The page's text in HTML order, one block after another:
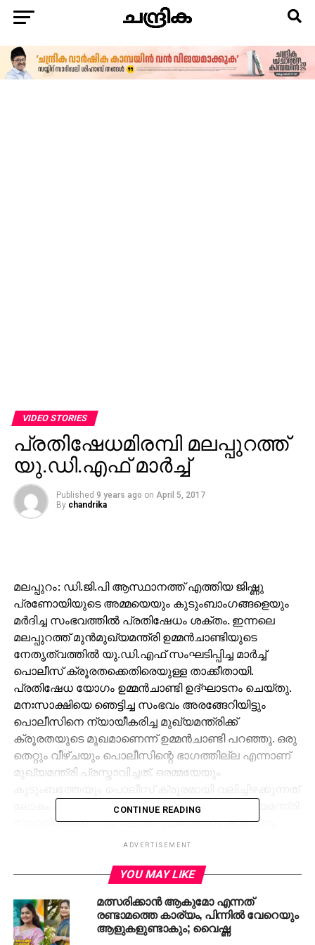
VIDEO STORIES
പ്രതിഷേധമിരമ്പി മലപ്പുറത്ത്
യു.ഡി.എഫ് മാര്‍ച്ച്
Published 9 years ago on April 5, 2017
By chandrika
മലപ്പുറം: ഡി.ജി.പി ആസ്ഥാനത്ത് എത്തിയ ജിഷ്ണു
പ്രണോയിയുടെ അമ്മയെയും കുടുംബാംഗങ്ങളെയും
മര്‍ദിച്ച സംഭവത്തില്‍ പ്രതിഷേധം ശക്തം. ഇന്നലെ
മലപ്പുറത്ത് മുന്‍മുഖ്യമന്ത്രി ഉമ്മന്‍ചാണ്ടിയുടെ
നേതൃത്വത്തില്‍ യു.ഡി.എഫ് സംഘടിപ്പിച്ച മാര്‍ച്ച്
പൊലീസ് ക്രൂരതക്കെതിരെയുള്ള താക്കീതായി.
പ്രതിഷേധ യോഗം ഉമ്മന്‍ചാണ്ടി ഉദ്ഘാടനം ചെയ്തു.
മനഃസാക്ഷിയെ ഞെട്ടിച്ച സംഭവം അരങ്ങേറിയിട്ടും
പൊലീസിനെ ന്യായീകരിച്ച മുഖ്യമന്ത്രിക്ക്
ക്രൂരതയുടെ മുഖമാണെന്ന് ഉമ്മന്‍ചാണ്ടി പറഞ്ഞു. ഒരു
തെറ്റും വീഴ്ചയും പൊലീസിന്റെ ഭാഗത്തില്ല എന്നാണ്
മുഖ്യമന്ത്രി പ്രസ്താവിച്ചത്. ഒരമ്മയേയും
ലോകം കണ്ടതാണ്. എന്നിട്ടും അതിനെ ഒരു മുഖ്യമന്ത്രി
ന്യായീകരിക്കുന്നത് കേരളം ഭയത്തോടെ കാണണം.
സ്വന്തം മകന്റെ മരണത്തില്‍ വേദന തിന്നു കഴിയുന്ന
പടിവാതില്‍ കയറിയെത്തയിത്. നീതി
പൊലീസിന് ആവാമായിരുന്നു. കേരളത്തോടും
കേരളത്തിലെ ജനങ്ങളോടും കാണിക്കുന്ന ഏറ്റവും
വലിയ ക്രൂരതയാണിത്. മലപ്പുറത്തും പൊലീസ്
CONTINUE READING
ADVERTISEMENT
YOU MAY LIKE
മത്സരിക്കാന്‍ ആകുമോ എന്നത്
രണ്ടാമത്തെ കാര്യം, പിന്നില്‍ വേറെയും
ആളുകളുണ്ടാകും; വൈഷ്ണ